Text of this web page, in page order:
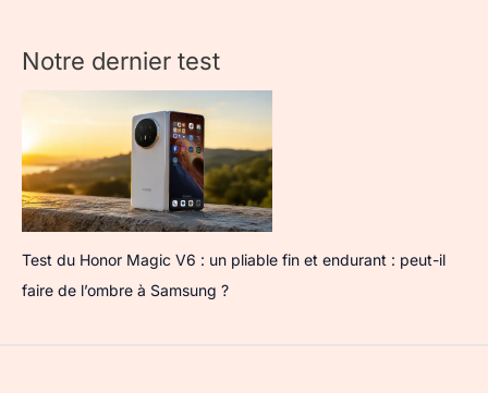
Notre dernier test
Test du Honor Magic V6 : un pliable fin et endurant : peut-il
faire de l’ombre à Samsung ?